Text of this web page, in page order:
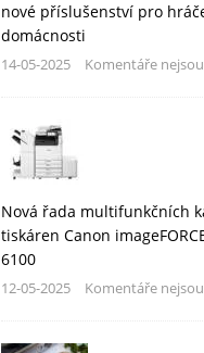
nové příslušenství pro
domácnosti
14-05-2025 Komentáře
Nová řada multifunkčních
tiskáren Canon
6100
12-05-2025 Komentáře